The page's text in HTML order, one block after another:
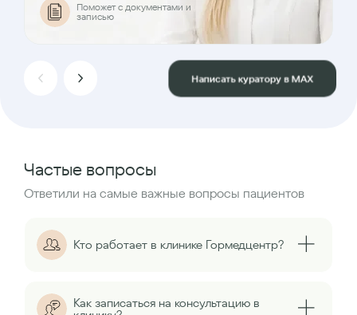
Поможет с документами и
записью
Написать куратору в MAX
Частые вопросы
Ответили на самые важные вопросы пациентов
Кто работает в клинике Гормедцентр?
Как записаться на консультацию в